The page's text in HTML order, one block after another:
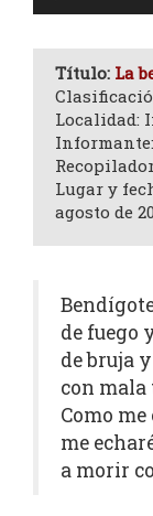
Título: La
Localidad:
Informante:
Lugar y
agosto de
de fuego
de bruja
con
Como
me
a morir